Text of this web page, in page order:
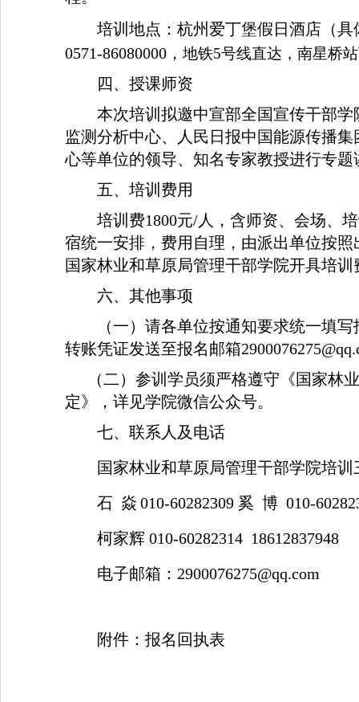
培训地点：杭州爱丁堡假日酒店（
0571-86080000， 地铁5号线直达，南星桥
四、授课师资
本次培训拟邀中宣部全国宣传干部
监测分析中心、人民日报中国能源传播
心等单位的领导、知名专家教授进行专题
五、培训费用
培训费1800元/人，含师资、会场、
宿统一安排，费用自理，由派出单位按
国家林业和草原局管理干部学院开具培训
六、其他事项
（一）请各单位按通知要求统一填
转账凭证发送至报名邮箱
（二）参训学员须严格遵守《国家林
定》，详见学院微信公众号。
七、联系人及电话
国家林业和草原局管理干部学院培训
石 焱 010-60282309 奚 博 010-
柯家辉 010-60282314 18612837948
电子邮箱：2900076275@qq.com
附件：报名回执表